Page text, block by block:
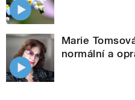
Marie
normální a